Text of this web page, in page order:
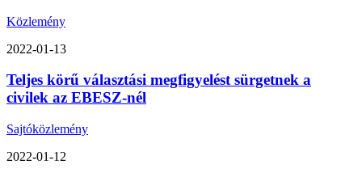
Közlemény
2022-01-13
Teljes körű választási megfigyelést sürgetnek a
civilek az EBESZ-nél
Sajtóközlemény
2022-01-12